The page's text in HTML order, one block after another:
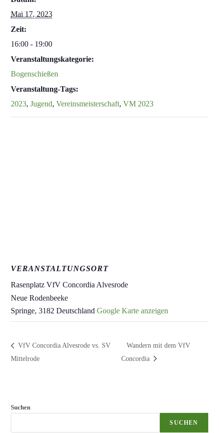
Mai 17, 2023
Zeit:
16:00 - 19:00
Veranstaltungskategorie:
Bogenschießen
Veranstaltung-Tags:
2023,Jugend,Vereinsmeisterschaft,VM 2023
VERANSTALTUNGSORT
Rasenplatz VfV Concordia Alvesrode
Neue Rodenbeeke
Springe, 3182 Deutschland Google Karte anzeigen
VfV Concordia Alvesrode vs. SV
Mittelrode
Wandern mit dem VfV
Concordia
Suchen
SUCHEN